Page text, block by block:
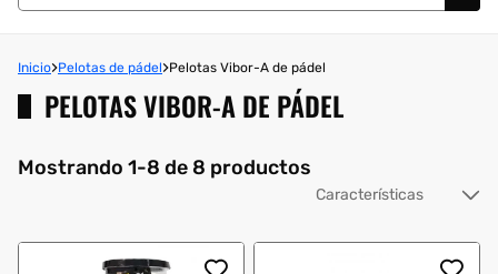
Inicio Pelotas de pádel Pelotas Vibor-A de pádel
PELOTAS VIBOR-A DE PÁDEL
Mostrando 1-8 de 8 productos